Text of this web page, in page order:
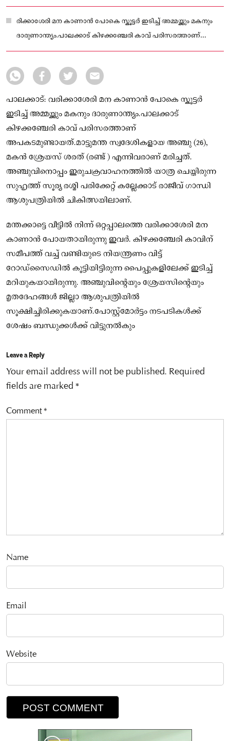
ചികിത്സയിലാണ്.
രിക്കാശേരി മന കാണാൻ പോകെ സ്കൂട്ടർ ഇടിച്ച് അമ്മയ്ക്കും മകനും
ദാരുണാന്ത്യം.പാലക്കാട് കിഴക്കഞ്ചേരി കാവ് പരിസരത്താണ്
അപകടമുണ്ടായത്
പാലക്കാട്: വരിക്കാശേരി മന കാണാൻ പോകെ സ്കൂട്ടർ
ഇടിച്ച് അമ്മയ്ക്കും മകനും ദാരുണാന്ത്യം.പാലക്കാട്
കിഴക്കഞ്ചേരി കാവ് പരിസരത്താണ്
അപകടമുണ്ടായത്.മാട്ടുമന്ത സ്വദേശികളായ അഞ്ചു (26),
മകൻ ശ്രേയസ് ശരത് (രണ്ട് ) എന്നിവരാണ് മരിച്ചത്.
അഞ്ചുവിനൊപ്പം ഇരുചക്രവാഹനത്തിൽ യാത്ര ചെയ്ത‌ിരുന്ന
സുഹൃത്ത് സൂര്യ രശ്മി പരിക്കേറ്റ് കല്ലേക്കാട് രാജീവ് ഗാന്ധി
ആശുപത്രിയിൽ ചികിത്സയിലാണ്.
മന്തക്കാട്ടെ വീട്ടിൽ നിന്ന് ഒറ്റപ്പാലത്തെ വരിക്കാശേരി മന
കാണാൻ പോയതായിരുന്നു ഇവർ. കിഴക്കഞ്ചേരി കാവിന്
സമീപത്ത് വച്ച് വണ്ടിയുടെ നിയന്ത്രണം വിട്ട്
റോഡ്സൈഡിൽ കൂട്ടിയിട്ടിരുന്ന പൈപ്പുകളിലേക്ക് ഇടിച്ച്
മറിയുകയായിരുന്നു. അഞ്ചുവിന്റെയും ശ്രേയസിന്റെയും
മൃതദേഹങ്ങൾ ജില്ലാ ആശുപത്രിയിൽ
സൂക്ഷിച്ചിരിക്കുകയാണ്.പോസ്റ്റ്മോർട്ടം നടപടികൾക്ക്
ശേഷം ബന്ധുക്കൾക്ക് വിട്ടുനൽകും
Leave a Reply
Your email address will not be published. Required
fields are marked *
Comment*
Name
Email
Website